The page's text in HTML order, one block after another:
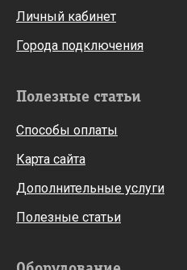
Личный кабинет
Города подключения
Полезные статьи
Способы оплаты
Карта сайта
Дополнительные услуги
Полезные статьи